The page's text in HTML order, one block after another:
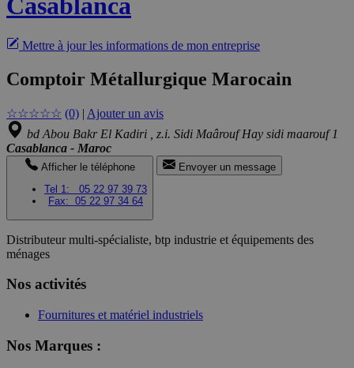
Mettre à jour les informations de mon entreprise
Comptoir Métallurgique Marocain
☆☆☆☆☆ (0) | Ajouter un avis
bd Abou Bakr El Kadiri , z.i. Sidi Maârouf Hay sidi maarouf 1
Casablanca - Maroc
Afficher le téléphone
Tel 1:
05 22 97 39 73
Fax: 05 22 97 34 64
Envoyer un message
Distributeur multi-spécialiste, btp industrie et équipements des
ménages
Nos activités
Fournitures et matériel industriels
Nos Marques :